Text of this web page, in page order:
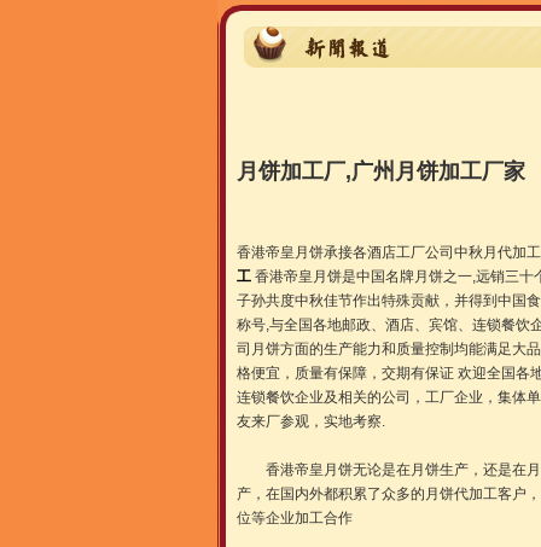
月饼加工厂,广州月饼加工厂家
香港帝皇月饼承接各酒店工厂公司中秋月代加
工香港帝皇月饼是中国名牌月饼之一,远销三十
子孙共度中秋佳节作出特殊贡献，并得到中国
称号,与全国各地邮政、酒店、宾馆、连锁餐饮
司月饼方面的生产能力和质量控制均能满足大
格便宜，质量有保障，交期有保证 欢迎全国各
连锁餐饮企业及相关的公司，工厂企业，集体
友来厂参观，实地考察.
香港帝皇月饼无论是在月饼生产，还是在月
产，在国内外都积累了众多的月饼代加工客户
位等企业加工合作